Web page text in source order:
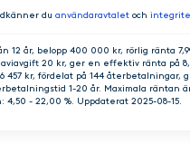
du användaravtaletoch
12 år, belopp 400 000 kr, rörlig ränta
20 kr, ger en effektiv ränta på
457 kr, fördelat på 144 återbetalningar,
1-20 år. Maximala räntan
4,50 - 22,00 %. Uppdaterat 2025-08-15.